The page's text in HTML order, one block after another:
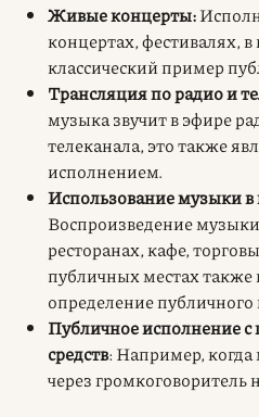
Живые концерты:
концертах, фестивалях,
классический пример
Трансляция по радио и
музыка звучит в эфире
телеканала, это также
исполнением.
Использование музыки
Воспроизведение
ресторанах, кафе,
публичных местах также
определение
Публичное исполнение
средств: Например, когда
через громкоговоритель